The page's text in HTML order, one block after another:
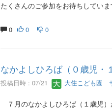
たくさんのご参加をお待ちしていま
0 0 0
なかよしひろば（０歳児・
投稿日時 : 07/21 大住こども園
７月のなかよしひろば（１歳児）